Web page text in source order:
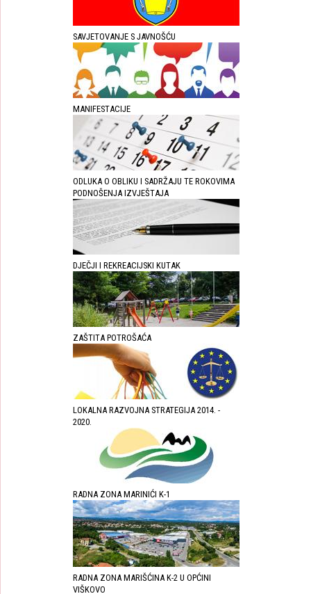
SAVJETOVANJE S JAVNOŠĆU
MANIFESTACIJE
ODLUKA O OBLIKU I SADRŽAJU TE ROKOVIMA
PODNOŠENJA IZVJEŠTAJA
DJEČJI I REKREACIJSKI KUTAK
ZAŠTITA POTROŠAĆA
LOKALNA RAZVOJNA STRATEGIJA 2014. -
2020.
RADNA ZONA MARINIĆI K-1
RADNA ZONA MARIŠĆINA K-2 U OPĆINI
VIŠKOVO